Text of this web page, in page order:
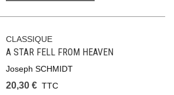
CLASSIQUE
A STAR FELL FROM HEAVEN
Joseph SCHMIDT
20,30 € TTC